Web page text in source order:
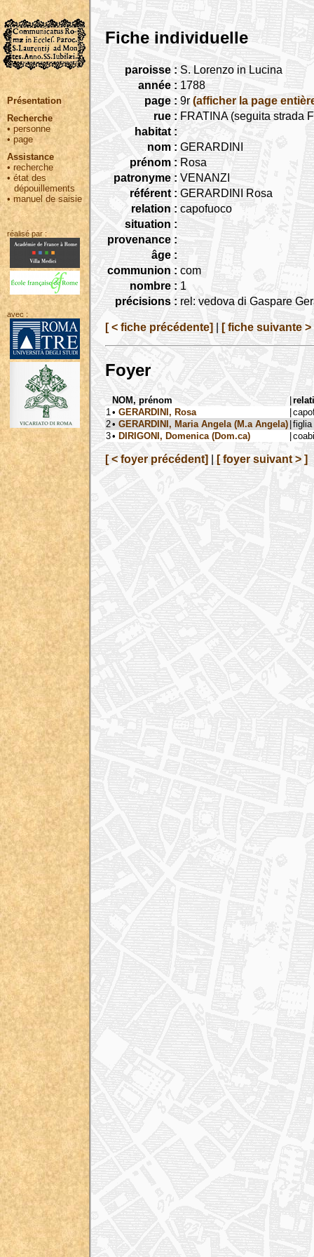
Présentation
Recherche
• personne
•page
Assistance
• recherche
•état des
dépouillements
•manuel de saisie
réalisé par :
avec :
Fiche individuelle
paroisse : S. Lorenzo in Lucina
année : 1788
page : 9r (afficher la page
rue : FRATINA (seguita strada
habitat :
nom : GERARDINI
prénom : Rosa
patronyme : VENANZI
référent : GERARDINI Rosa
relation : capofuoco
situation :
provenance :
âge :
communion : com
nombre : 1
précisions : rel: vedova di Gaspare
[ < fiche précédente] [ fiche suivante >
Foyer
NOM, prénom |
1 • GERARDINI, Rosa |
2• GERARDINI, Maria Angela (M.a Angela) |figlia
3• DIRIGONI, Domenica (Dom.ca) |
[ < foyer précédent] [ foyer suivant > ]